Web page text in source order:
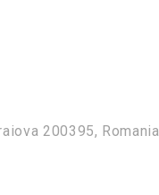
200395, Romania